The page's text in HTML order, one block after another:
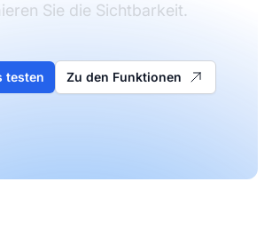
Sie die Sichtbarkeit.
testen Zu den Funktionen